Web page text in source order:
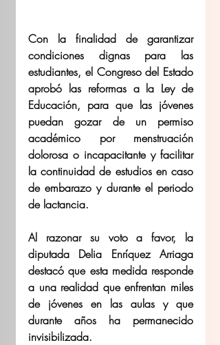
Con la finalidad de garantizar
condiciones dignas para las
estudiantes, el Congreso del Estado
aprobó las reformas a la Ley de
Educación, para que las jóvenes
puedan gozar de un permiso
académico por menstruación
dolorosa o incapacitante y facilitar
la continuidad de estudios en caso
de embarazo y durante el periodo
de lactancia.
Al razonar su voto a favor, la
diputada Delia Enríquez Arriaga
destacó que esta medida responde
a una realidad que enfrentan miles
de jóvenes en las aulas y que
durante años ha permanecido
invisibilizada.